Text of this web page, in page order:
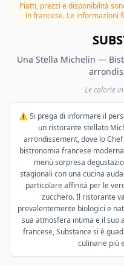
Piatti, prezzi e disponibilità
in francese. Le informazioni
Una Stella Michelin —
Le calorie
⚠️ Si prega di informare il
un ristorante stellato
arrondissement, dove lo
bistronomia francese
menù sorpresa
stagionali con una cucina
particolare affinità per le
zucchero. Il ristorante
prevalentemente biologici e
sua atmosfera intima e il suo
francese, Substance si è
culinarie più